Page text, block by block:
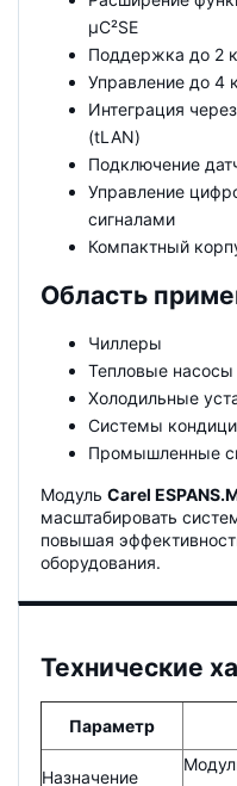
μC²SE
Поддержка до 2
Управление до 4
Интеграция
(tLAN)
Подключение
Управление
сигналами
Компактный
Область
Чиллеры
Тепловые насосы
Холодильные
Системы
Промышленные
Модуль Carel
масштабировать
повышая
оборудования.
Технические
Параметр
Назначение